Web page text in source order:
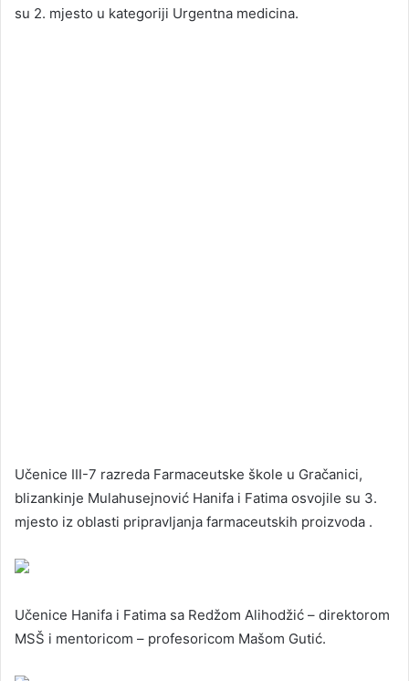
su 2. mjesto u kategoriji Urgentna medicina.
Učenice III-7 razreda Farmaceutske škole u Gračanici,
blizankinje Mulahusejnović Hanifa i Fatima osvojile su 3.
mjesto iz oblasti pripravljanja farmaceutskih proizvoda .
Učenice Hanifa i Fatima sa Redžom Alihodžić – direktorom
MSŠ i mentoricom – profesoricom Mašom Gutić.